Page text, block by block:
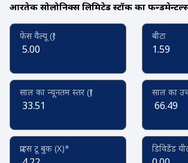
आरतेक सोलोनिक्स लिमिटेड स्टॉक का
फेस वैल्यू (₹)
5.00
बीटा
1.59
साल का न्यूनतम स्तर (₹)
33.51
साल का
66.49
प्राइस टू बुक (X)* डिविडेंड